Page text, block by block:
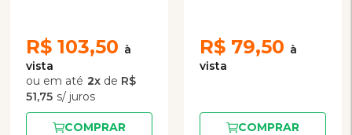
R$ 103,50
2x de R$
51,75
COMPRAR
R$ 79,50
COMPRAR